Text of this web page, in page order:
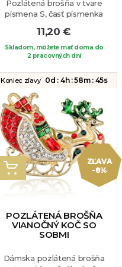
Pozlátená brošňa v tvare
písmena S, časť písmenka
krištálikmi. Brošňa je
vhodná pre dámy, ktorých
krstné meno sa začína
prípadne ho môžu takejto
Jedinečný elegantný
kúsok, ktorý dokonale
vynikne na Vašom
obľúbenom oblečení.
11,20 €
Skladom, môžete mať doma do
2 pracovných dní
ZĽAVA
-8%
VLOŽIŤ DO KOŠÍKA
Koniec zľavy 0d : 4h :58m : 44s
POZLÁTENÁ BROŠŇA
VIANOČNÝ KOČ SO
SOBMI
Dámska pozlátená brošňa